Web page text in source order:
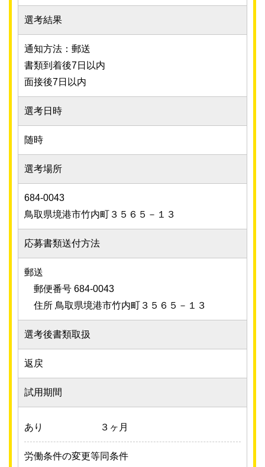
選考結果
通知方法：郵送
書類到着後7日以内
面接後7日以内
選考日時
随時
選考場所
684-0043
鳥取県境港市竹内町３５６５－１３
応募書類送付方法
郵送
郵便番号 684-0043
住所 鳥取県境港市竹内町３５６５－１３
選考後書類取扱
返戻
試用期間
あり ３ヶ月
労働条件の変更等同条件